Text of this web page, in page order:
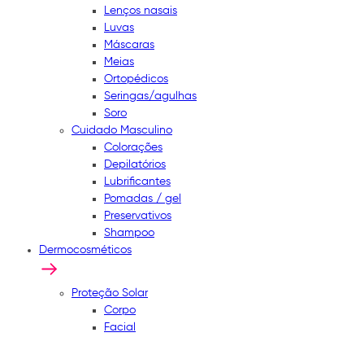
Lenços nasais
Luvas
Máscaras
Meias
Ortopédicos
Seringas/agulhas
Soro
Cuidado Masculino
Colorações
Depilatórios
Lubrificantes
Pomadas / gel
Preservativos
Shampoo
Dermocosméticos
Proteção Solar
Corpo
Facial